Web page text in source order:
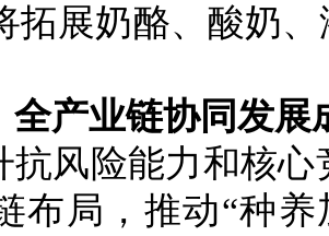
拓展奶酪、酸奶
全产业链协同发
抗风险能力和核
布局，推动“种